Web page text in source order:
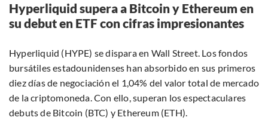
Hyperliquid supera a Bitcoin y Ethereum en
su debut en ETF con cifras impresionantes
Hyperliquid (HYPE) se dispara en Wall Street. Los fondos
bursátiles estadounidenses han absorbido en sus primeros
diez días de negociación el 1,04% del valor total de mercado
de la criptomoneda. Con ello, superan los espectaculares
debuts de Bitcoin (BTC) y Ethereum (ETH).